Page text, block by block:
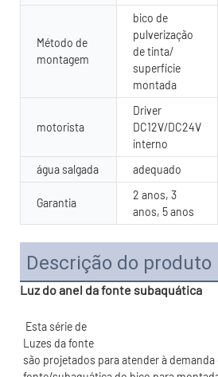
Método de
montagem
bico de
pulverização
de tinta/
superfície
montada
motorista
Driver
DC12V/DC24V
interno
água salgada adequado
Garantia
2 anos, 3
anos, 5 anos
Descrição do produto
Luz do anel da fonte subaquática
são projetados para atender à